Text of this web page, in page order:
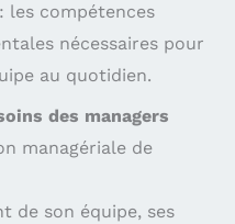
les compétences
nécessaires pour
au quotidien.
des managers
managériale de
de son équipe, ses